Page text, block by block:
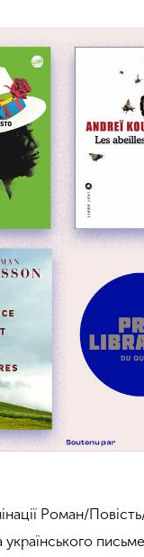
Роман/
українського